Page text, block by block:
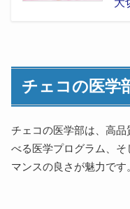
チェコの医学
チェコの医学部は、高
べる医学プログラム、
マンスの良さが魅力です